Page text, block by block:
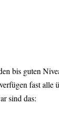
bis guten
fast alle
sind das: